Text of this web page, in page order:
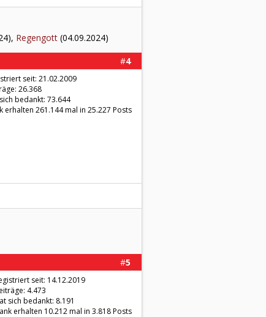
Regengott (04.09.2024)
#4
seit: 21.02.2009
26.368
bedankt: 73.644
erhalten 261.144 mal in 25.227 Posts
#5
seit: 14.12.2019
4.473
sich bedankt: 8.191
erhalten 10.212 mal in 3.818 Posts